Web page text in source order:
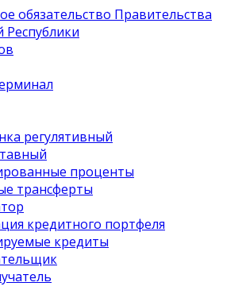
обязательство Правительства
Республики
регулятивный
проценты
трансферты
кредитного портфеля
кредиты